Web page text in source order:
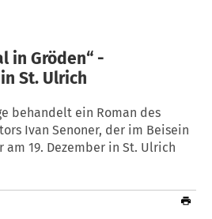
in Gröden“ -
St. Ulrich
behandelt ein Roman des
Ivan Senoner, der im Beisein
am 19. Dezember in St. Ulrich